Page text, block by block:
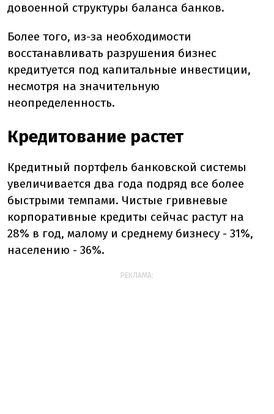
довоенной структуры баланса банков.
Более того, из-за необходимости
восстанавливать разрушения бизнес
кредитуется под капитальные инвестиции,
несмотря на значительную
неопределенность.
Кредитование растет
Кредитный портфель банковской системы
увеличивается два года подряд все более
быстрыми темпами. Чистые гривневые
корпоративные кредиты сейчас растут на
28% в год, малому и среднему бизнесу - 31%,
населению - 36%.
РЕКЛАМА: